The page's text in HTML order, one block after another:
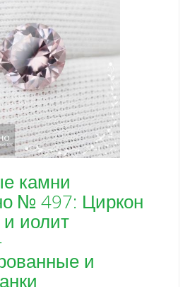
камни
№ 497: Циркон
иолит
и